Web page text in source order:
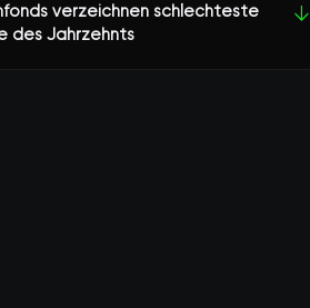
verzeichnen schlechteste
des Jahrzehnts
↓